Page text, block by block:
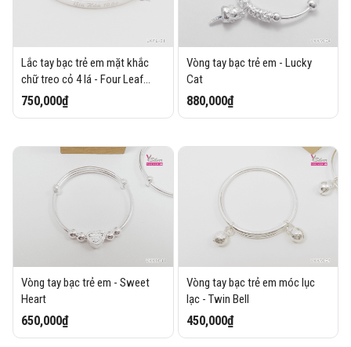
Lắc tay bạc trẻ em mặt khắc
chữ treo cỏ 4 lá - Four Leaf
Clover
750,000₫
Vòng tay bạc trẻ em - Lucky
Cat
880,000₫
Vòng tay bạc trẻ em - Sweet
Heart
650,000₫
Vòng tay bạc trẻ em móc lục
lạc - Twin Bell
450,000₫